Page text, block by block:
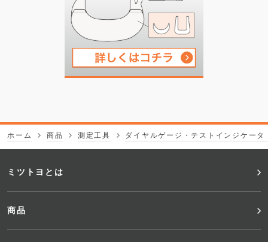
ホーム 商品 測定工具 ダイヤルゲージ・テストインジケー
フ
ッ
タ
ミツトヨとは
商品